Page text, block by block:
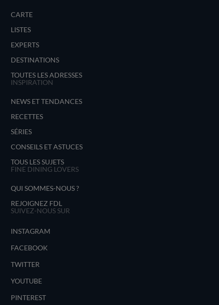
CARTE
LISTES
EXPERTS
DESTINATIONS
TOUTES LES ADRESSES
INSPIRATION
NEWS ET TENDANCES
RECETTES
SÉRIES
CONSEILS ET ASTUCES
TOUS LES SUJETS
FINE DINING LOVERS
QUI SOMMES-NOUS ?
REJOIGNEZ FDL
SUIVEZ-NOUS SUR
INSTAGRAM
FACEBOOK
TWITTER
YOUTUBE
PINTEREST